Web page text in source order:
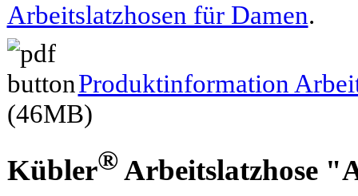
Arbeitslatzhosen für Damen.
Produktinformation
(46MB)
Kübler®Arbeitslatzhose